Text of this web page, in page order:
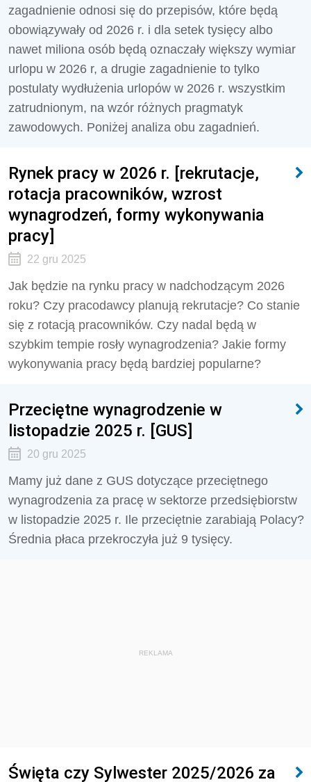
zagadnienie odnosi się do przepisów, które będą
obowiązywały od 2026 r. i dla setek tysięcy albo
nawet miliona osób będą oznaczały większy wymiar
urlopu w 2026 r, a drugie zagadnienie to tylko
postulaty wydłużenia urlopów w 2026 r. wszystkim
zatrudnionym, na wzór różnych pragmatyk
zawodowych. Poniżej analiza obu zagadnień.
Rynek pracy w 2026 r. [rekrutacje,
rotacja pracowników, wzrost
wynagrodzeń, formy wykonywania
pracy]
22 gru 2025
Jak będzie na rynku pracy w nadchodzącym 2026
roku? Czy pracodawcy planują rekrutacje? Co stanie
się z rotacją pracowników. Czy nadal będą w
szybkim tempie rosły wynagrodzenia? Jakie formy
wykonywania pracy będą bardziej popularne?
Przeciętne wynagrodzenie w
listopadzie 2025 r. [GUS]
20 gru 2025
Mamy już dane z GUS dotyczące przeciętnego
wynagrodzenia za pracę w sektorze przedsiębiorstw
w listopadzie 2025 r. Ile przeciętnie zarabiają Polacy?
Średnia płaca przekroczyła już 9 tysięcy.
REKLAMA
Święta czy Sylwester 2025/2026 za